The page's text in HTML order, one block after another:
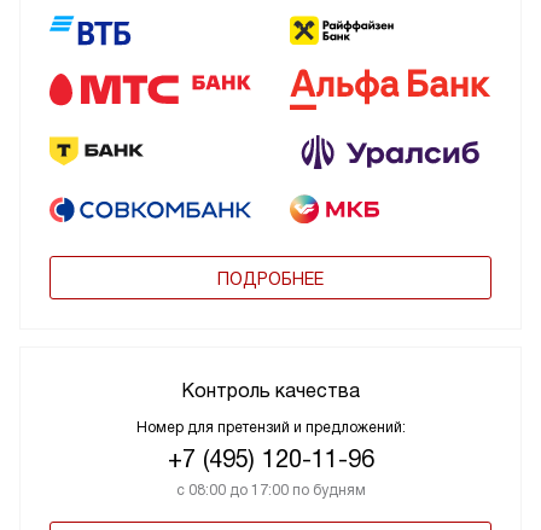
ПОДРОБНЕЕ
Контроль качества
Номер для претензий и предложений:
+7 (495) 120-11-96
с 08:00 до 17:00 по будням